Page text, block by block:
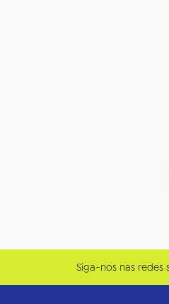
Siga-nos nas redes